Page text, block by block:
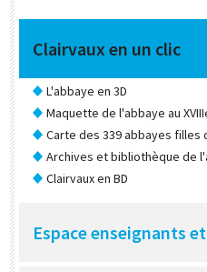
Clairvaux en un clic
L'abbaye en 3D
Maquette de l'abbaye au
Carte des 339 abbayes filles
Archives et bibliothèque de
Clairvaux en BD
Espace enseignants